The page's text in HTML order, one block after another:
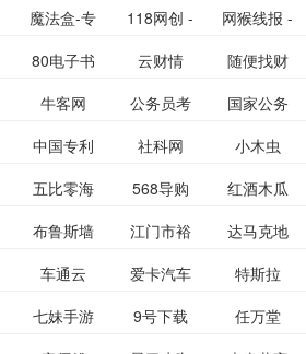
坛
资源平台 网指数查
询
更多>>
魔法盒-专
业的游戏
动画特效
118网创 -
创业项目
资源分享
网猴线报 -
一个简单
且纯粹的
网站
更多>>
80电子书
_八零电子
书_80txt_
云财情 随便找财
经网更多>>
牛客网 公务员考
试-中公教
育网
国家公务
员局更多>>
中国专利
信息网
社科网
小木虫
更多>>
五比零海
淘网
568导购
网
红酒木瓜
靓汤官网
更多>>
布鲁斯墙
纸
江门市裕
华墙纸
达马克地
产更多>>
车通云 爱卡汽车
导购
特斯拉
更多>>
七妹手游 9号下载
任万堂